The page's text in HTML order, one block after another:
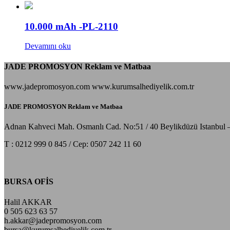
10.000 mAh -PL-2110
Devamını oku
JADE PROMOSYON Reklam ve Matbaa
www.jadepromosyon.com www.kurumsalhediyelik.com.tr
JADE PROMOSYON Reklam ve Matbaa
Adnan Kahveci Mah. Osmanlı Cad. No:51 / 40 Beylikdüzü Istanbul
T : 0212 999 0 845 / Cep: 0507 242 11 60
BURSA OFİS
Halil AKKAR
0 505 623 63 57
h.akkar@jadepromosyon.com